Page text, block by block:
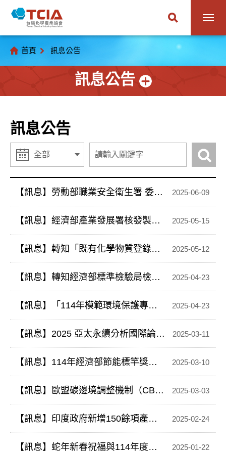
首頁 訊息公告
訊息公告
訊息公告
【訊息】勞動部職業安全衛生署 委託台灣職業衛生學會辦理「局部排氣裝置設計專業人員訓練班」，歡迎踴躍報名! 2025-06-09
【訊息】經濟部產業發展署核發製造業者製程使用氫氟碳化物作為原料用途審核量證明文件作業要點 2025-05-15
【訊息】轉知「既有化學物質登錄規範及年度申報作業線上說明會」 2025-05-12
【訊息】轉知經濟部標準檢驗局檢送經濟部114年3月12日經授標字第11453000330號公告國家標準(含制定及修訂重點，如附件)。 2025-04-23
【訊息】「114年模範環境保護專責及技術人員遴選活動」報名網頁（活動自即日起開放報名至114年5月6日止），歡迎環保專責人員踴躍報名參加！ 2025-04-23
【訊息】2025 亞太永續分析國際論壇暨​臺灣循環經濟獎頒獎典禮 2025-03-11
【訊息】114年經濟部節能標竿獎選拔活動開跑~即日起至114年5/31日止 2025-03-10
【訊息】歐盟碳邊境調整機制（CBAM）登錄系統第三國生產商操作手冊(中譯本) 2025-03-03
【訊息】印度政府新增150餘項產品之強制性品質管制令（QCOs） 2025-02-24
【訊息】蛇年新春祝福與114年度活動規劃 2025-01-22